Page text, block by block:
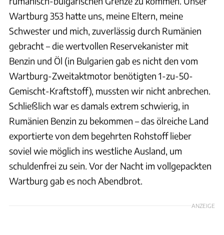
Wartburg 353 hatte uns, meine Eltern, meine
Schwester und mich, zuverlässig durch Rumänien
gebracht – die wertvollen Reservekanister mit
Benzin und Öl (in Bulgarien gab es nicht den vom
Wartburg-Zweitaktmotor benötigten 1-zu-50-
Gemischt-Kraftstoff), mussten wir nicht anbrechen.
Schließlich war es damals extrem schwierig, in
Rumänien Benzin zu bekommen – das ölreiche Land
exportierte von dem begehrten Rohstoff lieber
soviel wie möglich ins westliche Ausland, um
schuldenfrei zu sein. Vor der Nacht im vollgepackten
Wartburg gab es noch Abendbrot.
ANZEIGE